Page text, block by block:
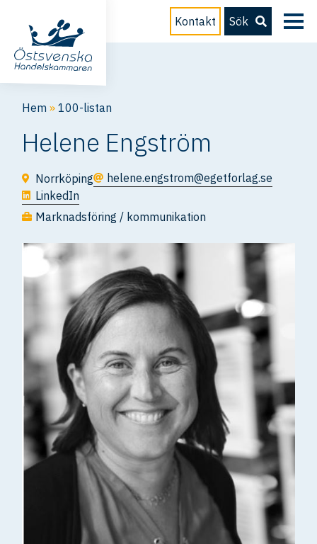
Kontakt Sök
Hem »100-listan
Helene Engström
Norrköping
helene.engstrom@egetforlag.se
LinkedIn
Marknadsföring / kommunikation